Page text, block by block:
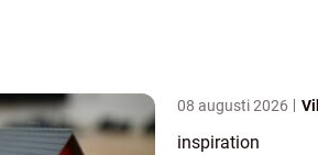
08 augusti 2026
inspiration